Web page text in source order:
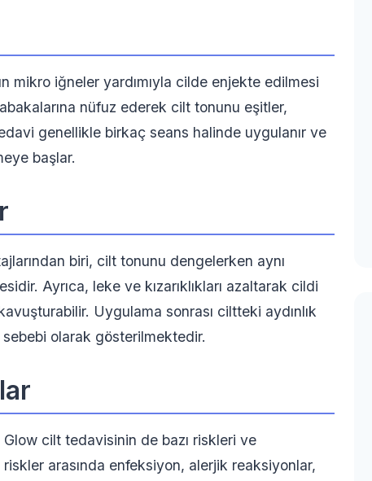
mikro iğneler yardımıyla cilde enjekte edilmesi
nüfuz ederek cilt tonunu eşitler,
genellikle birkaç seans halinde uygulanır ve
başlar.
biri, cilt tonunu dengelerken aynı
Ayrıca, leke ve kızarıklıkları azaltarak cildi
Uygulama sonrası ciltteki aydınlık
olarak gösterilmektedir.
cilt tedavisinin de bazı riskleri ve
arasında enfeksiyon, alerjik reaksiyonlar,